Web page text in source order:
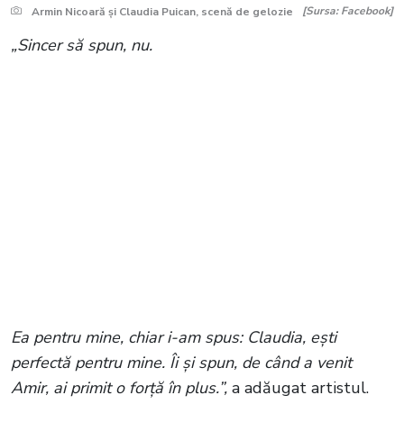
Armin Nicoară și Claudia Puican, scenă de gelozie [Sursa: Facebook]
„Sincer să spun, nu.
Ea pentru mine, chiar i-am spus: Claudia, ești
perfectă pentru mine. Îi și spun, de când a venit
Amir, ai primit o forță în plus.”, a adăugat artistul.